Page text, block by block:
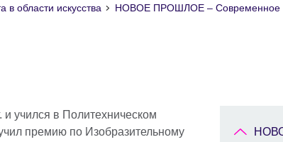
в области искусства НОВОЕ ПРОШЛОЕ – Современное
учился в Политехническом
премию по Изобразительному